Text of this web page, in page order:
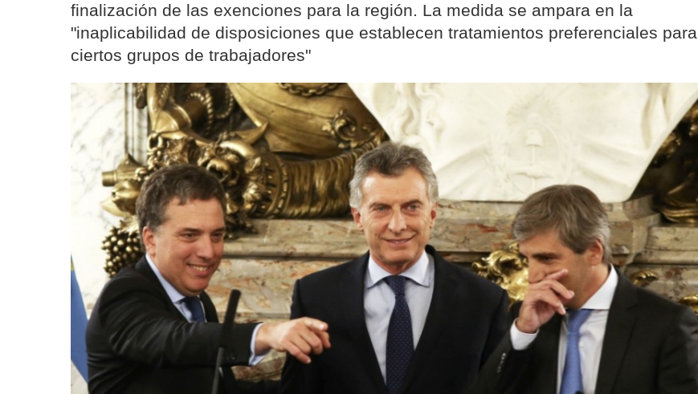
finalización de las exenciones para la región. La medida se ampara en la
"inaplicabilidad de disposiciones que establecen tratamientos preferenciales para
ciertos grupos de trabajadores"